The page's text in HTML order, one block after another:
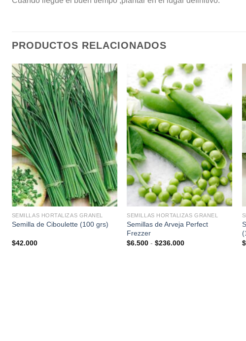
PRODUCTOS RELACIONADOS
+
SEMILLAS HORTALIZAS GRANEL
Semilla de Ciboulette (100 grs)
$42.000
+
SEMILLAS HORTALIZAS GRANEL
Semillas de Arveja Perfect
Frezzer
$6.500 - $236.000Rango
$